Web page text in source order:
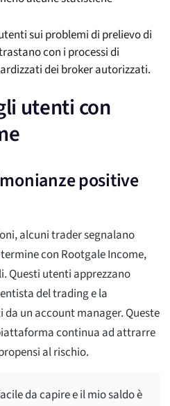
sui problemi di prelievo di
con i processi di
dei broker autorizzati.
utenti con
positive
alcuni trader segnalano
con Rootgale Income,
Questi utenti apprezzano
del trading e la
da un account manager. Queste
continua ad attrarre
al rischio.
da capire e il mio saldo è